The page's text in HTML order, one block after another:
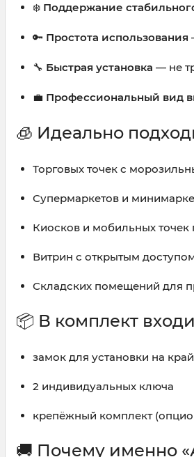
❄️ Поддержание
🔑 Простота использования
🔧 Быстрая установка — не
💼 Профессиональный вид
🧊 Идеально
Торговых точек с
Супермаркетов и
Киосков и мобильных
Витрин с открытым
Складских помещений для
📦 В комплект
замок для установки на
2 индивидуальных ключа
крепёжный комплект
🚚 Почему именно